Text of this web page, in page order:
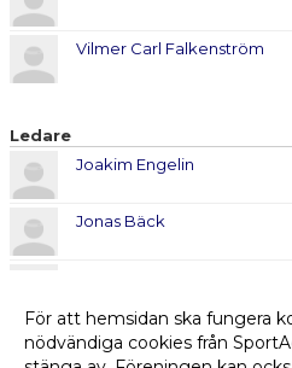
Vilmer Carl Falkenström
Ledare
Joakim Engelin
Jonas Bäck
Ludvig Andersson
För att hemsidan ska fungera
nödvändiga cookies från